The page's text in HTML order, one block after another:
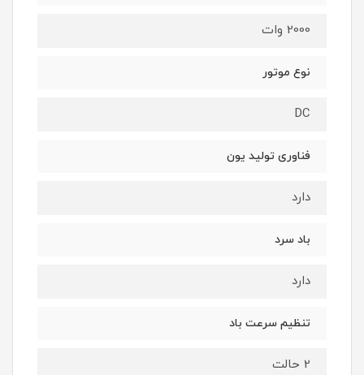
2000 وات
نوع موتور
DC
فناوری تولید یون
دارد
باد سرد
دارد
تنظیم سرعت باد
2 حالت